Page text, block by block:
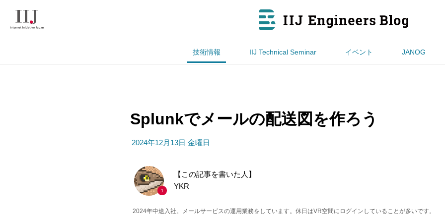
技術情報 IIJ Technical Seminar イベント JANOG
Splunkでメールの配送図を作ろう
2024年12月13日 金曜日
1
【この記事を書いた人】
YKR
2024年中途入社。メールサービスの運用業務をしています。休日はVR空間にログインしていることが多いです。